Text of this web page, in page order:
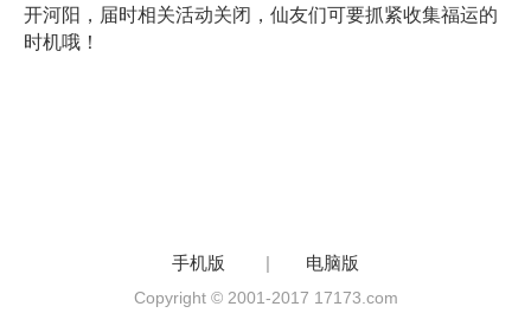
开河阳，届时相关活动关闭，仙友们可要抓紧收集福运的
时机哦！
手机版 | 电脑版
Copyright © 2001-2017 17173.com